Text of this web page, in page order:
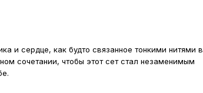
и сердце, как будто связанное тонкими нитями в
сочетании, чтобы этот сет стал незаменимым